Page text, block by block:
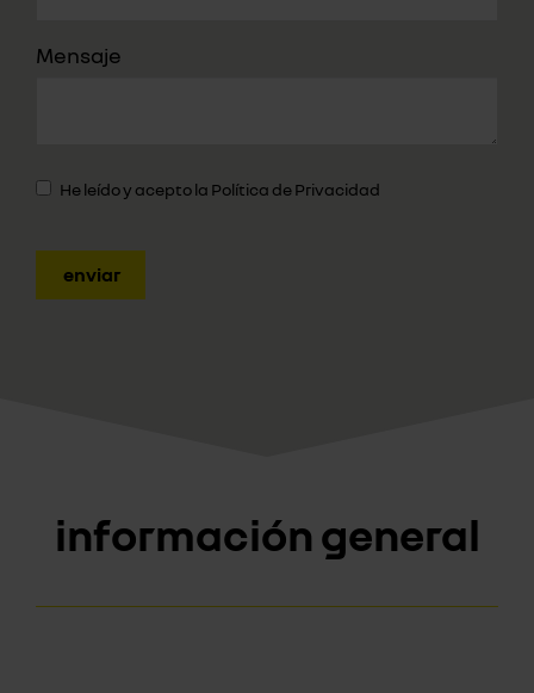
Mensaje
He leído y acepto la Política de Privacidad
enviar
información general